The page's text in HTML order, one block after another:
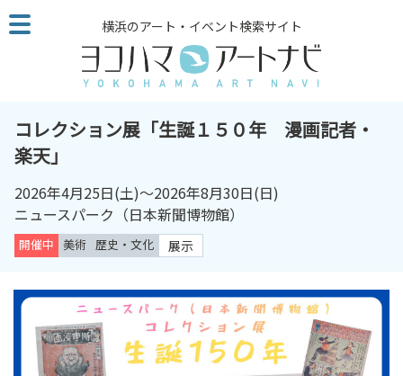
こ
の
ペ
横浜のアート・イベント検索サイト
コレクション展「生誕１５０年 漫画記者・
楽天」
2026年4月25日(土)～2026年8月30日(日)
ニュースパーク（日本新聞博物館）
開催中 美術 歴史・文化 展示